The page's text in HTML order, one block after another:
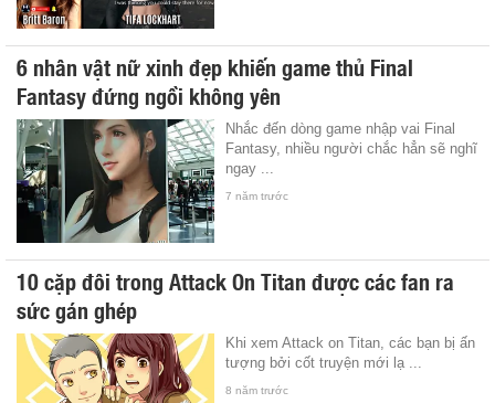
6 nhân vật nữ xinh đẹp khiến game thủ Final
Fantasy đứng ngồi không yên
Nhắc đến dòng game nhập vai Final
Fantasy, nhiều người chắc hẳn sẽ nghĩ
ngay ...
7 năm trước
10 cặp đôi trong Attack On Titan được các fan ra
sức gán ghép
Khi xem Attack on Titan, các bạn bị ấn
tượng bởi cốt truyện mới lạ ...
8 năm trước